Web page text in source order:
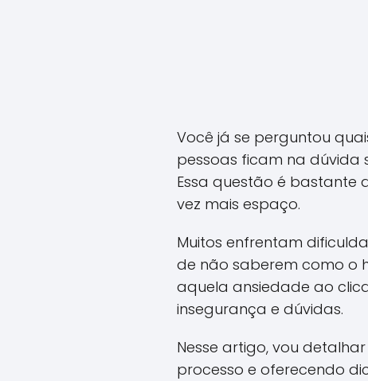
Você já se perguntou
pessoas ficam na dúvida
Essa questão é bastante
vez mais espaço.
Muitos enfrentam
de não saberem como o
aquela ansiedade ao
insegurança e dúvidas.
Nesse artigo, vou
processo e oferecendo